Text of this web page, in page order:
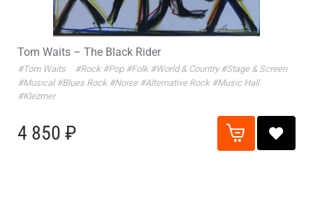
Tom Waits – The Black Rider
#Tom Waits #Rock #Pop #Folk #World & Country #Stage & Screen
#Musical #Blues Rock #Noise #Alternative Rock #Music Hall
#Klezmer
4 850 ₽